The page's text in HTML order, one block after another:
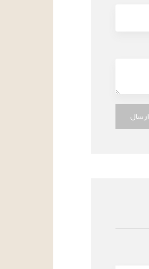
ارسال